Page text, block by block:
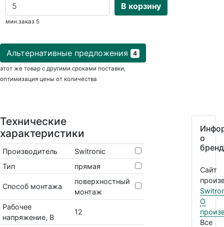
В корзину
мин.заказ 5
Альтернативные предложения 4
этот же товар с другими сроками поставки,
оптимизация цены от количества
Технические
характеристики
Производитель
Switronic
Тип
прямая
Способ монтажа
поверхностный
монтаж
Рабочее
напряжение, В
12
о
Сайт
О
Все